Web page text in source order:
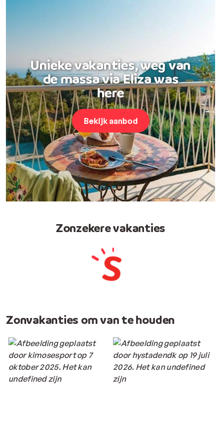
Unieke vakanties, weg van
de massa via Eliza was
here
Bekijk aanbod
Zonzekere vakanties
Zonvakanties om van te houden